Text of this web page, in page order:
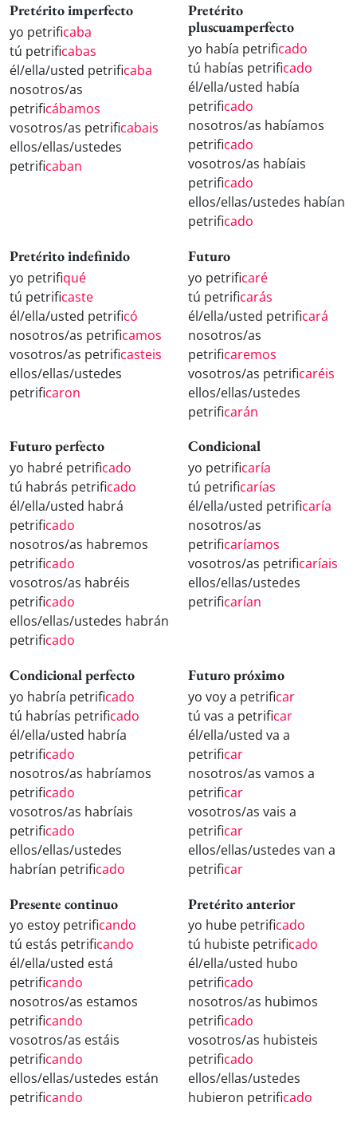
Pretérito imperfecto
yo petrificaba
tú petrificabas
él/ella/usted petrificaba
nosotros/as
petrificábamos
vosotros/as petrificabais
ellos/ellas/ustedes
petrificaban
Pretérito
pluscuamperfecto
yo había petrificado
tú habías petrificado
él/ella/usted había
petrificado
nosotros/as habíamos
petrificado
vosotros/as habíais
petrificado
ellos/ellas/ustedes habían
petrificado
Pretérito indefinido
yo petrifiqué
tú petrificaste
él/ella/usted petrificó
nosotros/as petrificamos
vosotros/as petrificasteis
ellos/ellas/ustedes
petrificaron
Futuro
yo petrificaré
tú petrificarás
él/ella/usted petrificará
nosotros/as
petrificaremos
vosotros/as petrificaréis
ellos/ellas/ustedes
petrificarán
Futuro perfecto
yo habré petrificado
tú habrás petrificado
él/ella/usted habrá
petrificado
nosotros/as habremos
petrificado
vosotros/as habréis
petrificado
ellos/ellas/ustedes habrán
petrificado
Condicional
yo petrificaría
tú petrificarías
él/ella/usted petrificaría
nosotros/as
petrificaríamos
vosotros/as petrificaríais
ellos/ellas/ustedes
petrificarían
Condicional perfecto
yo habría petrificado
tú habrías petrificado
él/ella/usted habría
petrificado
nosotros/as habríamos
petrificado
vosotros/as habríais
petrificado
ellos/ellas/ustedes
habrían petrificado
Futuro próximo
yo voy a petrificar
tú vas a petrificar
él/ella/usted va a
petrificar
nosotros/as vamos a
petrificar
vosotros/as vais a
petrificar
ellos/ellas/ustedes van a
petrificar
Presente continuo
yo estoy petrificando
tú estás petrificando
él/ella/usted está
petrificando
nosotros/as estamos
petrificando
vosotros/as estáis
petrificando
ellos/ellas/ustedes están
petrificando
Pretérito anterior
yo hube petrificado
tú hubiste petrificado
él/ella/usted hubo
petrificado
nosotros/as hubimos
petrificado
vosotros/as hubisteis
petrificado
ellos/ellas/ustedes
hubieron petrificado